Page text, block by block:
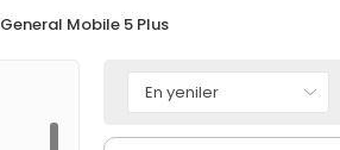
General Mobile 5 Plus